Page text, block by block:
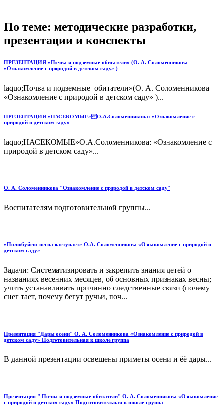
По теме: методические разработки,
презентации и конспекты
ПРЕЗЕНТАЦИЯ «Почва и подземные обитатели» (О. А. Соломенникова
«Ознакомление с природой в детском саду» )
laquo;Почва и подземные обитатели»(О. А. Соломенникова
«Ознакомление с природой в детском саду» )...
ПРЕЗЕНТАЦИЯ «НАСЕКОМЫЕ» О.А.Соломенникова: «Ознакомление с
природой в детском саду»
laquo;НАСЕКОМЫЕ»О.А.Соломенникова: «Ознакомление с
природой в детском саду»...
О. А. Соломенникова "Ознакомление с природой в детском саду"
Воспитателям подготовительной группы...
«Полюбуйся: весна наступает» О.А. Соломенникова «Ознакомление с природой в
детском саду»
Задачи: Систематизировать и закрепить знания детей о
названиях весенних месяцев, об основных признаках весны;
учить устанавливать причинно-следственные связи (почему
снег тает, почему бегут ручьи, поч...
Презентация "Дары осени" О. А. Соломенникова «Ознакомление с природой в
детском саду» Подготовительная к школе группа
В данной презентации освещены приметы осени и ёё дары...
Презентация " Почва и подземные обитатели" О. А. Соломенникова «Ознакомление
с природой в детском саду» Подготовительная к школе группа